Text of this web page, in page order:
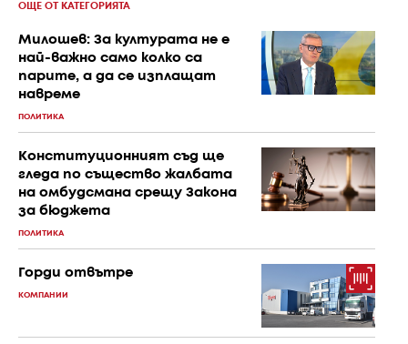
ОЩЕ ОТ КАТЕГОРИЯТА
Милошев: За културата не е
най-важно само колко са
парите, а да се изплащат
навреме
ПОЛИТИКА
Конституционният съд ще
гледа по същество жалбата
на омбудсмана срещу Закона
за бюджета
ПОЛИТИКА
Горди отвътре
КОМПАНИИ